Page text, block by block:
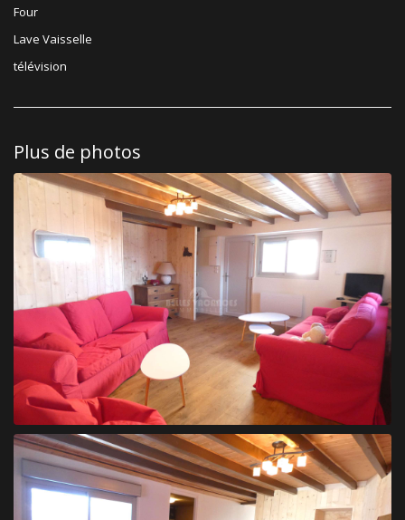
Four
Lave Vaisselle
télévision
Plus de photos